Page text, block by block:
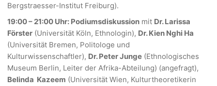
Bergstraesser-Institut Freiburg).
19:00 – 21:00 Uhr: Podiumsdiskussion mit Dr. Larissa
Förster (Universität Köln, Ethnologin), Dr. Kien Nghi Ha
(Universität Bremen, Politologe und
Kulturwissenschaftler), Dr. Peter Junge (Ethnologisches
Museum Berlin, Leiter der Afrika-Abteilung) (angefragt),
Belinda Kazeem (Universität Wien, Kulturtheoretikerin